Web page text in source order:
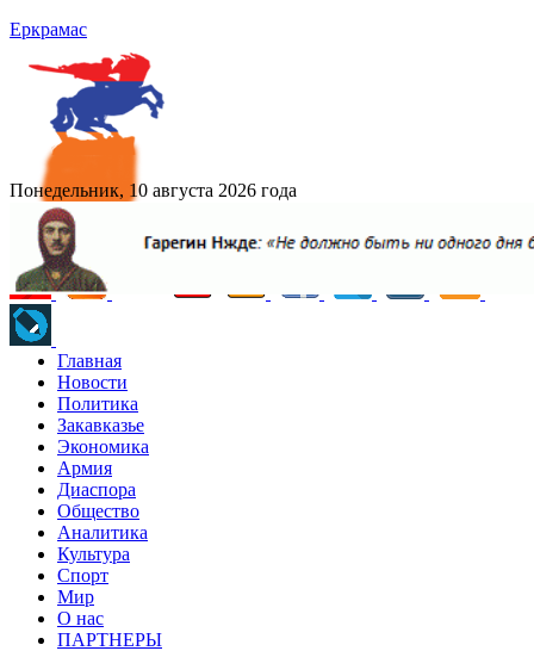
Еркрамас
Понедельник, 10 августа 2026 года
Главная
Новости
Политика
Закавказье
Экономика
Армия
Диаспора
Общество
Аналитика
Культура
Спорт
Мир
О нас
ПАРТНЕРЫ